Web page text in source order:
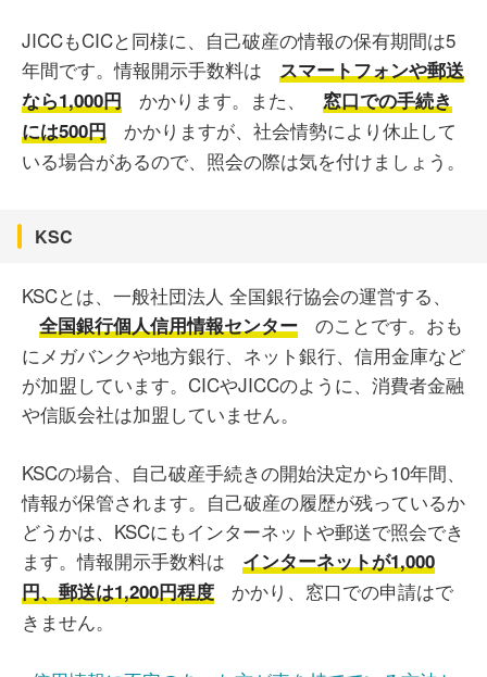
JICCもCICと同様に、自己破産の情報の保有期間は5
年間です。情報開示手数料は
スマートフォンや郵送
なら1,000円
かかります。また、
窓口での手続き
には500円
かかりますが、社会情勢により休止して
いる場合があるので、照会の際は気を付けましょう。
KSC
KSCとは、一般社団法人 全国銀行協会の運営する、
全国銀行個人信用情報センター
のことです。おも
にメガバンクや地方銀行、ネット銀行、信用金庫など
が加盟しています。CICやJICCのように、消費者金融
や信販会社は加盟していません。
KSCの場合、自己破産手続きの開始決定から10年間、
情報が保管されます。自己破産の履歴が残っているか
どうかは、KSCにもインターネットや郵送で照会でき
ます。情報開示手数料は
インターネットが1,000
円、郵送は1,200円程度
かかり、窓口での申請はで
きません。